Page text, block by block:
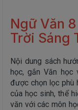
Ngữ Văn
Trời Sáng
Nội dung sách
học, gắn Văn học
được chọn lọc phù
của học sinh, thể
văn với các môn